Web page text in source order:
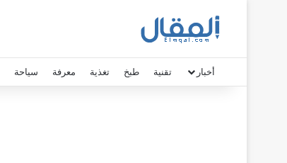
أخبار تقنية طبخ تغذية معرفة سياحة